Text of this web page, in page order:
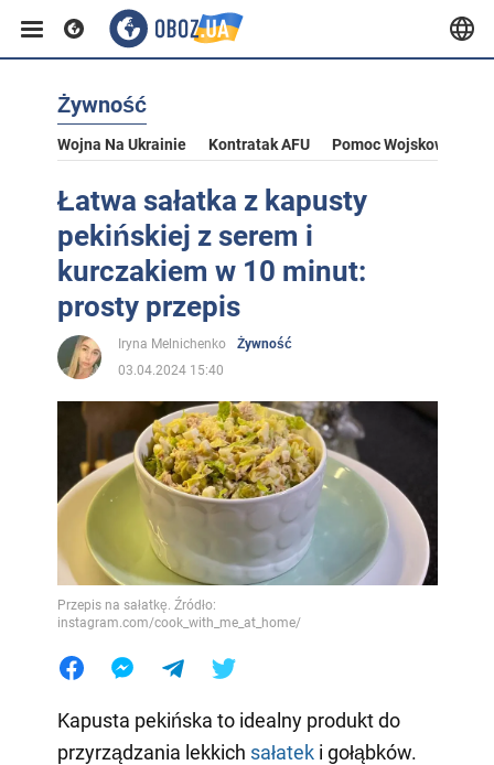
Żywność
Wojna Na Ukrainie Kontratak AFU Pomoc Wojskowa Dla
Łatwa sałatka z kapusty
pekińskiej z serem i
kurczakiem w 10 minut:
prosty przepis
Iryna Melnichenko
Żywność
03.04.2024 15:40
Przepis na sałatkę. Źródło:
instagram.com/cook_with_me_at_home/
Kapusta pekińska to idealny produkt do
przyrządzania lekkich sałateki gołąbków.